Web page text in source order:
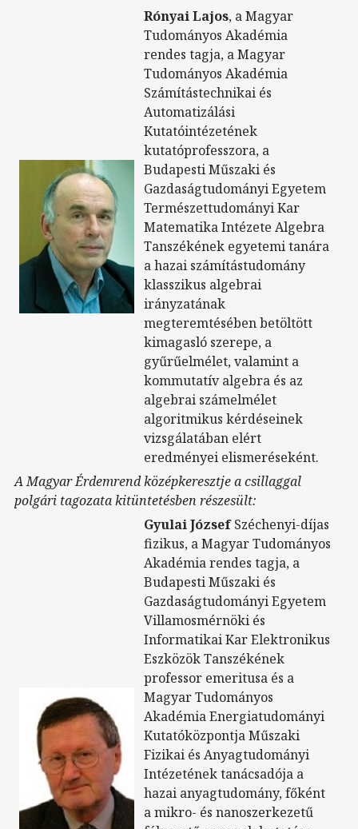
Rónyai Lajos, a Magyar
Tudományos Akadémia
rendes tagja, a Magyar
Tudományos Akadémia
Számítástechnikai és
Automatizálási
Kutatóintézetének
kutatóprofesszora, a
Budapesti Műszaki és
Gazdaságtudományi Egyetem
Természettudományi Kar
Matematika Intézete Algebra
Tanszékének egyetemi tanára
a hazai számítástudomány
klasszikus algebrai
irányzatának
megteremtésében betöltött
kimagasló szerepe, a
gyűrűelmélet, valamint a
kommutatív algebra és az
algebrai számelmélet
algoritmikus kérdéseinek
vizsgálatában elért
eredményei elismeréseként.
A Magyar Érdemrend középkeresztje a csillaggal
polgári tagozata kitüntetésben részesült:
Gyulai JózsefSzéchenyi-díjas
fizikus, a Magyar Tudományos
Akadémia rendes tagja, a
Budapesti Műszaki és
Gazdaságtudományi Egyetem
Villamosmérnöki és
Informatikai Kar Elektronikus
Eszközök Tanszékének
professor emeritusa és a
Magyar Tudományos
Akadémia Energiatudományi
Kutatóközpontja Műszaki
Fizikai és Anyagtudományi
Intézetének tanácsadója a
hazai anyagtudomány, főként
a mikro- és nanoszerkezetű